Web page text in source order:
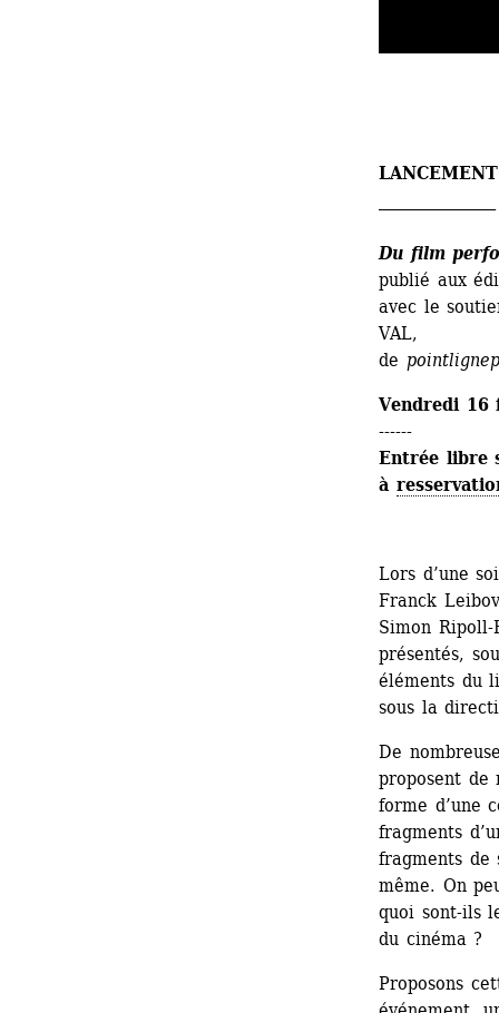
LANCEMENT
Du film
publié aux
avec le
VAL,
de
Vendredi 16
------
Entrée libre
à
Lors d’une
Franck
Simon
présentés,
éléments du
sous la
De
proposent de
forme d’une
fragments
fragments de
même. On
quoi sont-ils
du cinéma ?
Proposons